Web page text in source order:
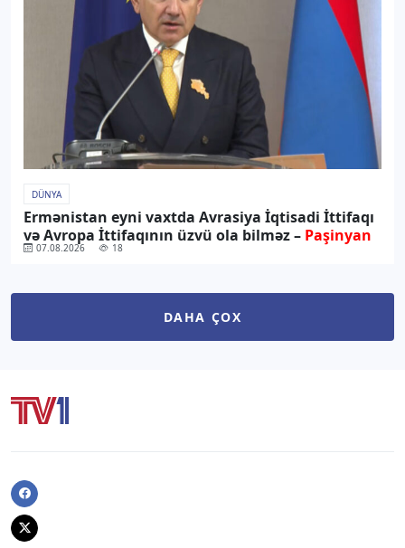
DÜNYA
Ermənistan eyni vaxtda Avrasiya İqtisadi İttifaqı
və Avropa İttifaqının üzvü ola bilməz – Paşinyan
07.08.2026 18
DAHA ÇOX
Facebook
Twitter